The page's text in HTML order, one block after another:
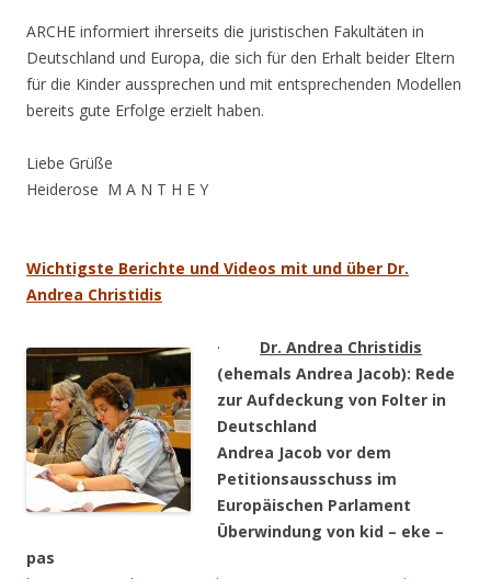
ARCHE informiert ihrerseits die juristischen Fakultäten in
Deutschland und Europa, die sich für den Erhalt beider Eltern
für die Kinder aussprechen und mit entsprechenden Modellen
bereits gute Erfolge erzielt haben.
Liebe Grüße
Heiderose M A N T H E Y
Wichtigste Berichte und Videos mit und über Dr.
Andrea Christidis
· Dr. Andrea Christidis
(ehemals Andrea Jacob): Rede
zur Aufdeckung von Folter in
Deutschland
Andrea Jacob vor dem
Petitionsausschuss im
Europäischen Parlament
Überwindung von kid – eke –
pas